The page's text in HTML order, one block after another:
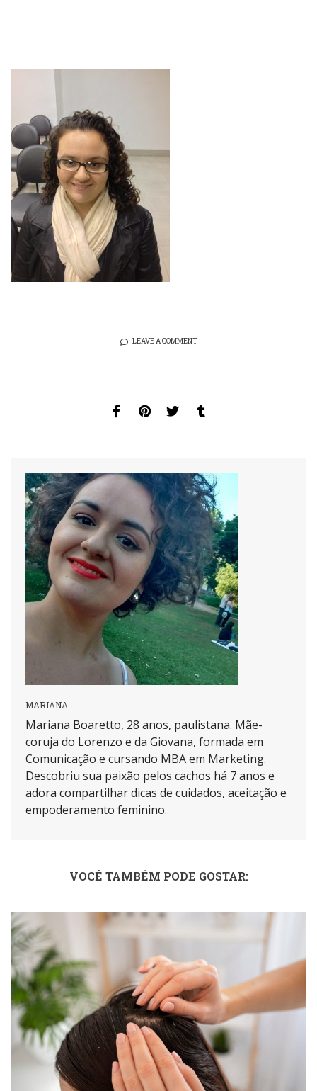
LEAVE A COMMENT
MARIANA
Mariana Boaretto, 28 anos, paulistana. Mãe-
coruja do Lorenzo e da Giovana, formada em
Comunicação e cursando MBA em Marketing.
Descobriu sua paixão pelos cachos há 7 anos e
adora compartilhar dicas de cuidados, aceitação e
empoderamento feminino.
VOCÊ TAMBÉM PODE GOSTAR: